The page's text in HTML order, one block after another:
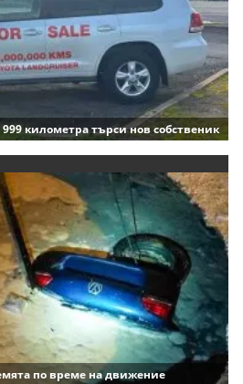
километра търси нов собственик
по време на движение